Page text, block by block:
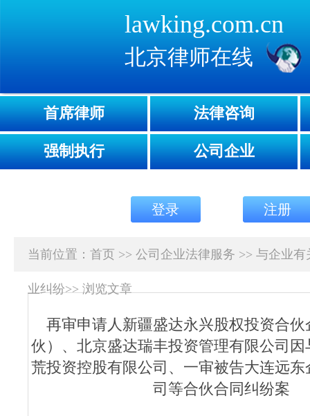
lawking.com.cn
北京律师在线
首席律师 法律咨询
强制执行 公司企业
登录 注册
当前位置： 首页 >> 公司企业法律服务 >> 与企业有
业纠纷>>浏览文章
再审申请人新疆盛达永兴股权投资合
伙）、北京盛达瑞丰投资管理有限公司
荒投资控股有限公司、一审被告大连远
司等合伙合同纠纷案